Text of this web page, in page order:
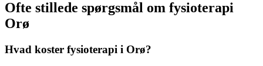
Ofte stillede spørgsmål om fysioterapi
Orø
Hvad koster fysioterapi i Orø?